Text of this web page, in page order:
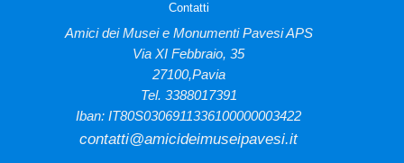
Contatti
Amici dei Musei e Monumenti Pavesi APS
Via XI Febbraio, 35
27100,Pavia
Tel. 3388017391
Iban: IT80S0306911336100000003422
contatti@amicideimuseipavesi.it